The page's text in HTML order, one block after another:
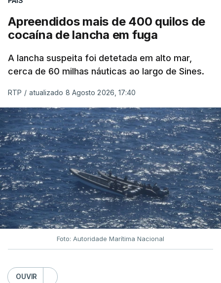
Apreendidos mais de 400 quilos de
cocaína de lancha em fuga
A lancha suspeita foi detetada em alto mar,
cerca de 60 milhas náuticas ao largo de Sines.
RTP / atualizado 8 Agosto 2026, 17:40
Foto: Autoridade Marítima Nacional
OUVIR